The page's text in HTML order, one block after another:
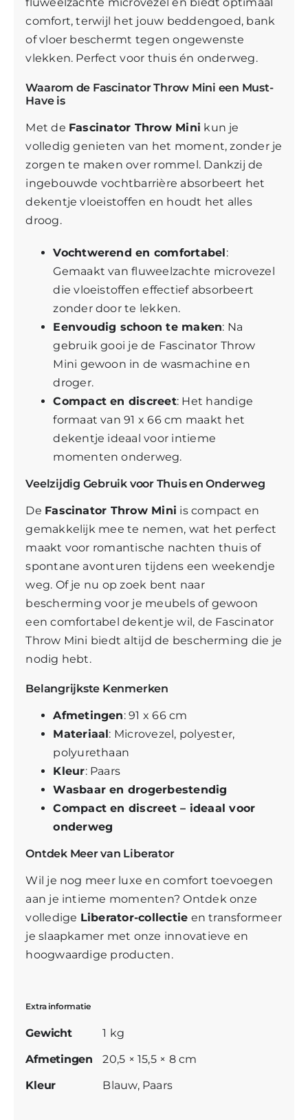
comfort, terwijl het jouw beddengoed, bank
of vloer beschermt tegen ongewenste
vlekken. Perfect voor thuis én onderweg.
Waarom de Fascinator Throw Mini een Must-
Have is
Met de Fascinator Throw Mini kun je
volledig genieten van het moment, zonder je
zorgen te maken over rommel. Dankzij de
ingebouwde vochtbarrière absorbeert het
dekentje vloeistoffen en houdt het alles
droog.
Vochtwerend en comfortabel :
Gemaakt van fluweelzachte microvezel
die vloeistoffen effectief absorbeert
zonder door te lekken.
Eenvoudig schoon te maken: Na
gebruik gooi je de Fascinator Throw
Mini gewoon in de wasmachine en
droger.
Compact en discreet: Het handige
formaat van 91 x 66 cm maakt het
dekentje ideaal voor intieme
momenten onderweg.
Veelzijdig Gebruik voor Thuis en Onderweg
De Fascinator Throw Mini is compact en
gemakkelijk mee te nemen, wat het perfect
maakt voor romantische nachten thuis of
spontane avonturen tijdens een weekendje
weg. Of je nu op zoek bent naar
bescherming voor je meubels of gewoon
een comfortabel dekentje wil, de Fascinator
Throw Mini biedt altijd de bescherming die je
nodig hebt.
Belangrijkste Kenmerken
Afmetingen: 91 x 66 cm
Materiaal: Microvezel, polyester,
polyurethaan
Kleur: Paars
Wasbaar en drogerbestendig
Compact en discreet – ideaal voor
onderweg
Ontdek Meer van Liberator
Wil je nog meer luxe en comfort toevoegen
aan je intieme momenten? Ontdek onze
volledige Liberator-collectie en transformeer
je slaapkamer met onze innovatieve en
hoogwaardige producten.
Extra informatie
Gewicht
1 kg
Afmetingen
20,5 × 15,5 × 8 cm
Kleur
Blauw, Paars